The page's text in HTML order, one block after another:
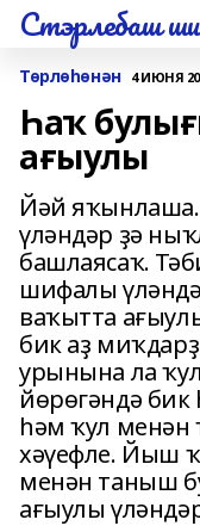
Стэрлебаш
Төрлөһөнән 4 ИЮНЯ
Һаҡ
ағыулы
Йәй яҡынлаша.
үләндәр ҙә
башлаясаҡ.
шифалы
ваҡытта
бик аҙ
урынына ла
йөрөгәндә бик
һәм ҡул менән
хәүефле. Йыш
менән таныш
ағыулы